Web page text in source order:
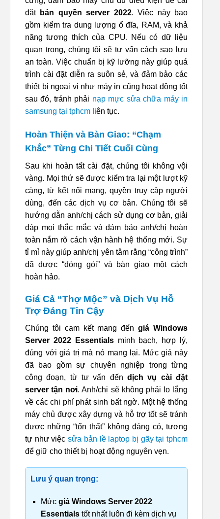
đặt bản quyền server 2022. Việc này bao
gồm kiểm tra dung lượng ổ đĩa, RAM, và khả
năng tương thích của CPU. Nếu có dữ liệu
quan trọng, chúng tôi sẽ tư vấn cách sao lưu
an toàn. Việc chuẩn bị kỹ lưỡng này giúp quá
trình cài đặt diễn ra suôn sẻ, và đảm bảo các
thiết bị ngoại vi như máy in cũng hoạt động tốt
sau đó, tránh phải nạp mực sửa chữa máy in
samsung tại tphcm liên tục.
Hoàn Thiện và Bàn Giao: “Chạm
Khắc” Từng Chi Tiết Cuối Cùng
Sau khi hoàn tất cài đặt, chúng tôi không vội
vàng. Mọi thứ sẽ được kiểm tra lại một lượt kỹ
càng, từ kết nối mạng, quyền truy cập người
dùng, đến các dịch vụ cơ bản. Chúng tôi sẽ
hướng dẫn anh/chị cách sử dụng cơ bản, giải
đáp mọi thắc mắc và đảm bảo anh/chị hoàn
toàn nắm rõ cách vận hành hệ thống mới. Sự
tỉ mỉ này giúp anh/chị yên tâm rằng “công trình”
đã được “đóng gói” và bàn giao một cách
hoàn hảo.
Giá Cả “Thợ Mộc” và Dịch Vụ Hỗ
Trợ Đáng Tin Cậy
Chúng tôi cam kết mang đếngiá Windows
Server 2022 Essentialsminh bạch, hợp lý,
đúng với giá trị mà nó mang lại. Mức giá này
đã bao gồm sự chuyên nghiệp trong từng
công đoạn, từ tư vấn đến dịch vụ cài đặt
server tận nơi. Anh/chị sẽ không phải lo lắng
về các chi phí phát sinh bất ngờ. Một hệ thống
máy chủ được xây dựng và hỗ trợ tốt sẽ tránh
được những “tổn thất” không đáng có, tương
tự như việcsửa bản lề laptop bị gãy tại tphcm
để giữ cho thiết bị hoạt động nguyên vẹn.
Lưu ý quan trọng:
Mức giá Windows Server 2022
Essentialstốt nhất luôn đi kèm dịch vụ